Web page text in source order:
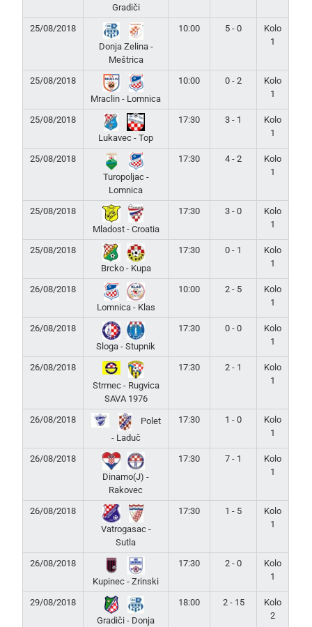
Gradiči
25/08/2018
Donja Zelina -
Meštrica
10:00 5 - 0
Kolo
1
25/08/2018
Mraclin - Lomnica
10:00 0 - 2
Kolo
1
25/08/2018
Lukavec - Top
17:30 3 - 1
Kolo
1
25/08/2018
Turopoljac -
Lomnica
17:30 4 - 2
Kolo
1
25/08/2018
Mladost - Croatia
17:30 3 - 0
Kolo
1
25/08/2018
Brcko - Kupa
17:30 0 - 1
Kolo
1
26/08/2018
Lomnica - Klas
10:00 2 - 5
Kolo
1
26/08/2018
Sloga - Stupnik
17:30 0 - 0
Kolo
1
26/08/2018
Strmec - Rugvica
SAVA 1976
17:30 2 - 1
Kolo
1
26/08/2018
Polet
- Laduč
17:30 1 - 0
Kolo
1
26/08/2018
Dinamo(J) -
Rakovec
17:30 7 - 1
Kolo
1
26/08/2018
Vatrogasac -
Sutla
17:30 1 - 5
Kolo
1
26/08/2018
Kupinec - Zrinski
17:30 2 - 0
Kolo
1
29/08/2018
Gradiči - Donja
18:00 2 - 15
Kolo
2